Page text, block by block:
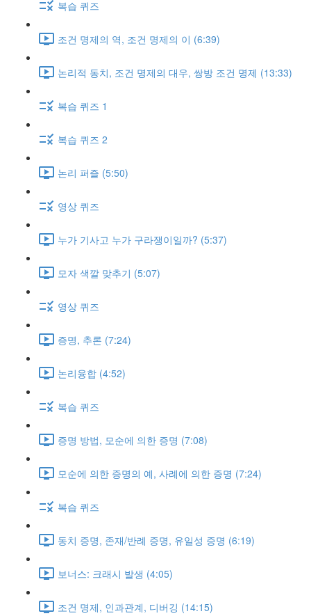
복습 퀴즈
조건 명제의 역, 조건 명제의 이 (6:39)
논리적 동치, 조건 명제의 대우, 쌍방 조건 명제 (13:33)
복습 퀴즈 1
복습 퀴즈 2
논리 퍼즐 (5:50)
영상 퀴즈
누가 기사고 누가 구라쟁이일까? (5:37)
모자 색깔 맞추기 (5:07)
영상 퀴즈
증명, 추론 (7:24)
논리융합 (4:52)
복습 퀴즈
증명 방법, 모순에 의한 증명 (7:08)
모순에 의한 증명의 예, 사례에 의한 증명 (7:24)
복습 퀴즈
동치 증명, 존재/반례 증명, 유일성 증명 (6:19)
보너스: 크래시 발생 (4:05)
조건 명제, 인과관계, 디버깅 (14:15)